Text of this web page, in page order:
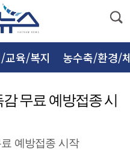
교육/복지 농수축/환경/
무료 예방접종 시
예방접종 시작